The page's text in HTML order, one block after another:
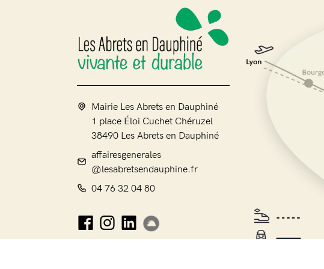
Mairie Les Abrets en Dauphiné
1 place Éloi Cuchet Chéruzel
38490 Les Abrets en Dauphiné
affairesgenerales
@lesabretsendauphine.fr
04 76 32 04 80